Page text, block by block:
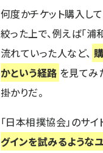
何度かチケット購入し
絞った上で、例えば「浦
流れていった人など、
かという経路 を見てみ
掛かりだ。
「日本相撲協会」のサイ
グインを試みるような